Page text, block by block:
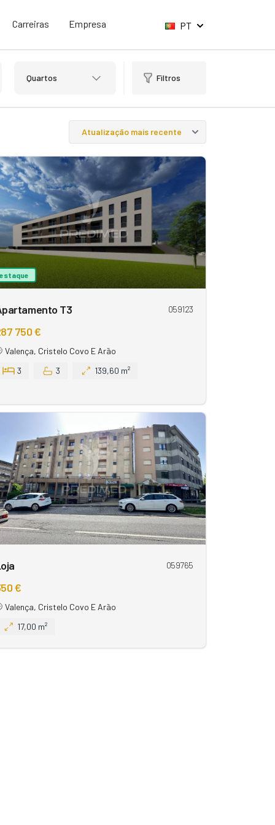
Carreiras Empresa PT
Quartos Filtros
T3 059123
750 €
Valença, Cristelo Covo E Arão
3
3 139,60 m²
059765
€
Valença, Cristelo Covo E Arão
17,00 m²